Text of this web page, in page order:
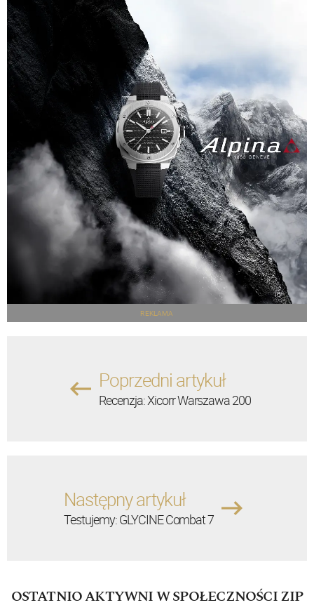
REKLAMA
Poprzedni artykuł
Recenzja: Xicorr Warszawa 200
Następny artykuł
Testujemy: GLYCINE Combat 7
OSTATNIO AKTYWNI W SPOŁECZNOŚCI ZIP